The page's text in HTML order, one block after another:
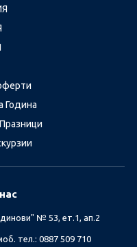
Година
№ 53, ет.1, ап.2
тел.: 0887 509 710